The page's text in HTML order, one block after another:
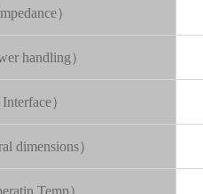
）
handling）
）
dimensions）
Temp）